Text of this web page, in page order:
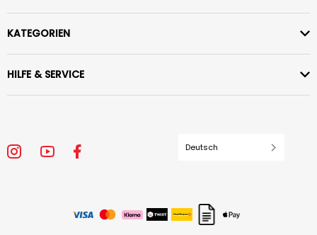
KATEGORIEN
HILFE & SERVICE
Deutsch